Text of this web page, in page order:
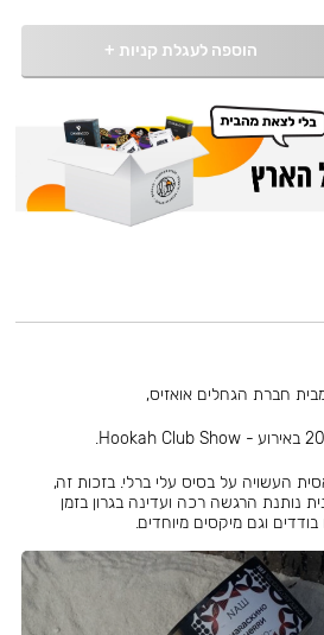
הוספה לעגלת קניות +
העשויה על בסיס עלי ברלי. בזכות זה,
נותנת הרגשה רכה ועדינה בגרון בזמן
וגם מיקסים מיוחדים.